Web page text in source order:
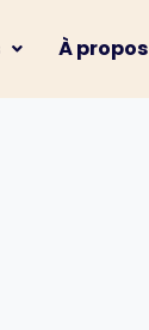
À propos